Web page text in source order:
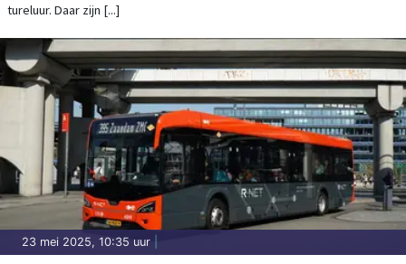
tureluur. Daar zijn [...]
23 mei 2025, 10:35 uur